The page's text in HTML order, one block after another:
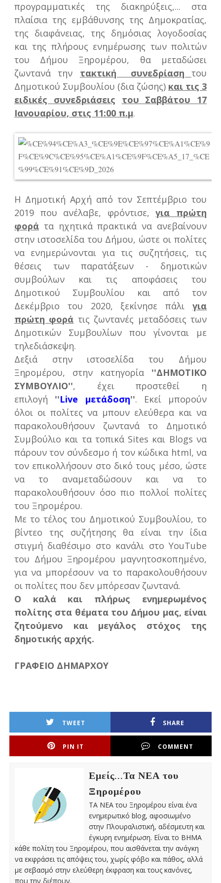
προγραμματικές της διακηρύξεις,... στα
πλαίσια της εμβάθυνσης της Δημοκρατίας,
της διαφάνειας, της δημόσιας λογοδοσίας
και της πλήρους ενημέρωσης των πολιτών
του Δήμου Ξηρομέρου, θα μεταδώσει
ζωντανά την τακτική συνεδρίασητου
Δημοτικού Συμβουλίου (δια ζώσης) και τις 3
ειδικές συνεδριάσεις
του Σαββάτου 17
Ιανουαρίου, στις 11:00 π.μ.
Η Δημοτική Αρχή από τον Σεπτέμβριο του
2019 που ανέλαβε, φρόντισε,για πρώτη
φοράτα ηχητικά πρακτικά να ανεβαίνουν
στην ιστοσελίδα του Δήμου, ώστε οι πολίτες
να ενημερώνονται για τις συζητήσεις, τις
θέσεις των παρατάξεων - δημοτικών
συμβούλων και τις αποφάσεις του
Δημοτικού Συμβουλίου και από τον
Δεκέμβριο του 2020, ξεκίνησε πάλιγια
πρώτη φορά τις ζωντανές μεταδόσεις των
Δημοτικών Συμβουλίων που γίνονται με
τηλεδιάσκεψη.
Δεξιά στην ιστοσελίδα του Δήμου
Ξηρομέρου, στην κατηγορία ''ΔΗΜΟΤΙΚΟ
ΣΥΜΒΟΥΛΙΟ'', έχει προστεθεί η
επιλογή ''Live μετάδοση''. Εκεί μπορούν
όλοι οι πολίτες να μπουν ελεύθερα και να
παρακολουθήσουν ζωντανά το Δημοτικό
Συμβούλιο και τα τοπικά Sites και Blogs να
πάρουν τον σύνδεσμο ή τον κώδικα html, να
τον επικολλήσουν στο δικό τους μέσο, ώστε
να το αναμεταδώσουν και να το
παρακολουθήσουν όσο πιο πολλοί πολίτες
του Ξηρομέρου.
Με το τέλος του Δημοτικού Συμβουλίου, το
βίντεο της συζήτησης θα είναι την ίδια
στιγμή διαθέσιμο στο κανάλι στο YouTube
του Δήμου Ξηρομέρου μαγνητοσκοπημένο,
για να μπορέσουν να το παρακολουθήσουν
οι πολίτες που δεν μπόρεσαν ζωντανά.
Ο καλά και πλήρως ενημερωμένος
πολίτης στα θέματα του Δήμου μας, είναι
ζητούμενο και μεγάλος στόχος της
δημοτικής αρχής.
ΓΡΑΦΕΙΟ ΔΗΜΑΡΧΟΥ
TWEET SHARE
PIN IT COMMENT
Εμείς...Τα ΝΕΑ του
Ξηρομέρου
ΤΑ ΝΕΑ του Ξηρομέρου είναι ένα
ενημερωτικό blog, αφοσιωμένο
στην Πλουραλιστική, αδέσμευτη και
έγκυρη ενημέρωση. Είναι το ΒΗΜΑ
κάθε πολίτη του Ξηρομέρου, που αισθάνεται την ανάγκη
να εκφράσει τις απόψεις του, χωρίς φόβο και πάθος, αλλά
με σεβασμό στην ελεύθερη έκφραση και τους κανόνες,
που την διέπουν.